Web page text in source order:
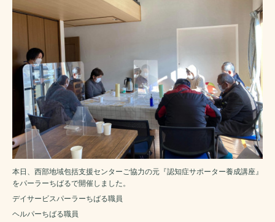
本日、西部地域包括支援センターご協力の元『認知症サポーター養成講座』
をパーラーちばるで開催しました。
デイサービスパーラーちばる職員
ヘルパーちばる職員